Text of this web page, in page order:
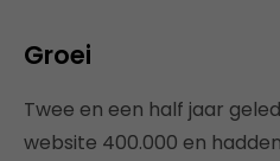
Groei
Twee en een half jaar
website 400.000 en